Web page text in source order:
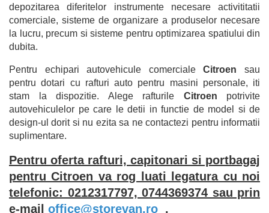
depozitarea diferitelor instrumente necesare activititatii
comerciale, sisteme de organizare a produselor necesare
la lucru, precum si sisteme pentru optimizarea spatiului din
dubita.
Pentru echipari autovehicule comerciale Citroen sau
pentru dotari cu rafturi auto pentru masini personale, iti
stam la dispozitie. Alege rafturile Citroen potrivite
autovehiculelor pe care le detii in functie de model si de
design-ul dorit si nu ezita sa ne contactezi pentru informatii
suplimentare.
Pentru oferta rafturi, capitonari si portbagaj
pentru Citroen va rog luati legatura cu noi
telefonic: 0212317797, 0744369374 sau prin
e-mail office@storevan.ro (link sends e-
.